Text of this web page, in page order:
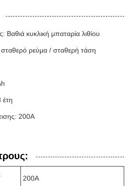
Βαθιά κυκλική μπαταρία λιθίου
ρεύμα / σταθερή τάση
200A
200A